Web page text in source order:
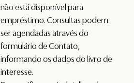
não está disponível para
empréstimo. Consultas podem
ser agendadas através do
formulário deContato,
informando os dados do livro de
interesse.